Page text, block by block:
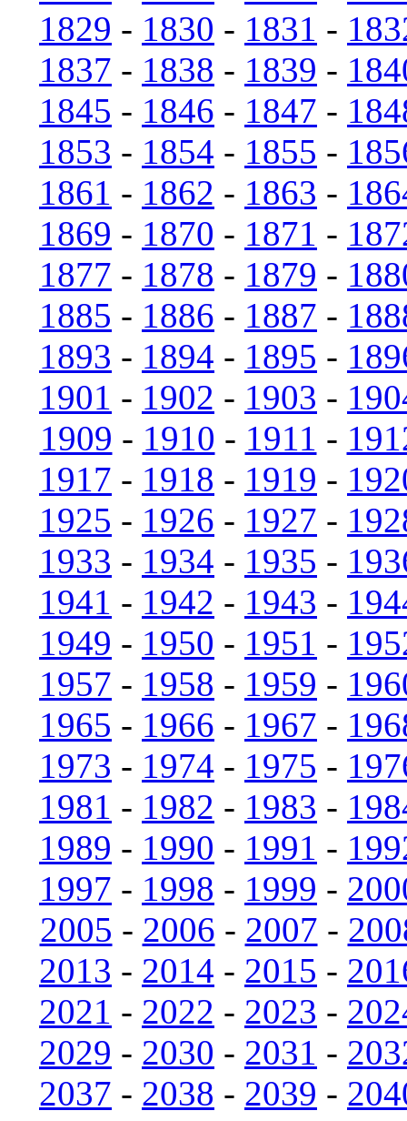
1829 - 1830 - 1831 -
1837 - 1838 - 1839 -
1845 - 1846 - 1847 -
1853 - 1854 - 1855 -
1861 - 1862 - 1863 -
1869 - 1870 - 1871 -
1877 - 1878 - 1879 -
1885 - 1886 - 1887 -
1893 - 1894 - 1895 -
1901 - 1902 - 1903 -
1909 - 1910 - 1911 -
1917 - 1918 - 1919 -
1925 - 1926 - 1927 -
1933 - 1934 - 1935 -
1941 - 1942 - 1943 -
1949 - 1950 - 1951 -
1957 - 1958 - 1959 -
1965 - 1966 - 1967 -
1973 - 1974 - 1975 -
1981 - 1982 - 1983 -
1989 - 1990 - 1991 -
1997 - 1998 - 1999 -
2005 - 2006 - 2007 -
2013 - 2014 - 2015 -
2021 - 2022 - 2023 -
2029 - 2030 - 2031 -
2037 - 2038 - 2039 -